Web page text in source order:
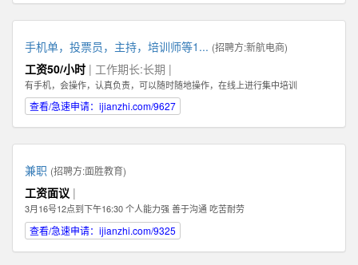
吃苦耐劳的精神，能够在压力下完成任务。 2、具有良好的沟通能力及客户服务
意识，可以与客户进行良好的沟通。 任职资格: 1、有强烈的责任心，以及具有
吃苦耐劳的精神，能够在压力下完成任务。 2、具有良好的沟通能力及客户服务
意识，可以与客户进行良好的沟通。
手机单，投票员，主持，培训师等1... (招聘方:新航电商)
工资50/小时 | 工作期长:长期 |
有手机，会操作，认真负责，可以随时随地操作，在线上进行集中培训
查看/急速申请：ijianzhi.com/9627
兼职 (招聘方:面胜教育)
工资面议 |
3月16号12点到下午16:30 个人能力强 善于沟通 吃苦耐劳
查看/急速申请：ijianzhi.com/9325